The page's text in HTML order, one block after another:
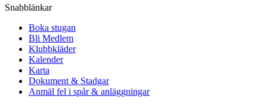
Snabblänkar
Boka stugan
Bli Medlem
Klubbkläder
Kalender
Karta
Dokument & Stadgar
Anmäl fel i spår & anläggningar